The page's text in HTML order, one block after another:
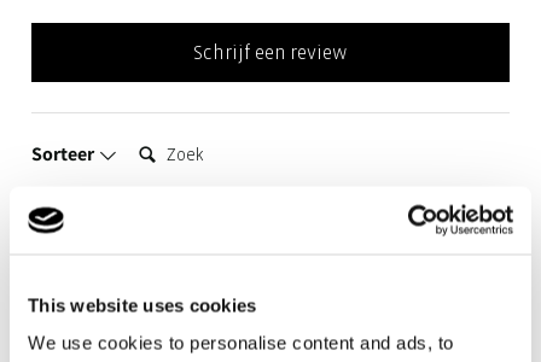
This website uses cookies
We use cookies to personalise content and ads, to
Schrijf een review
Sorteer Zoek:
Product Reviews